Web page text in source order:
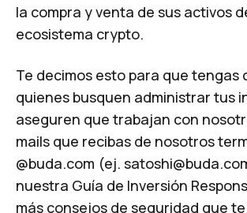
la compra y venta de sus activos
ecosistema crypto.
Te decimos esto para que tengas
quienes busquen administrar tus
aseguren que trabajan con
mails que recibas de nosotros
@buda.com (ej.
nuestra Guía de Inversión
más consejos de seguridad que